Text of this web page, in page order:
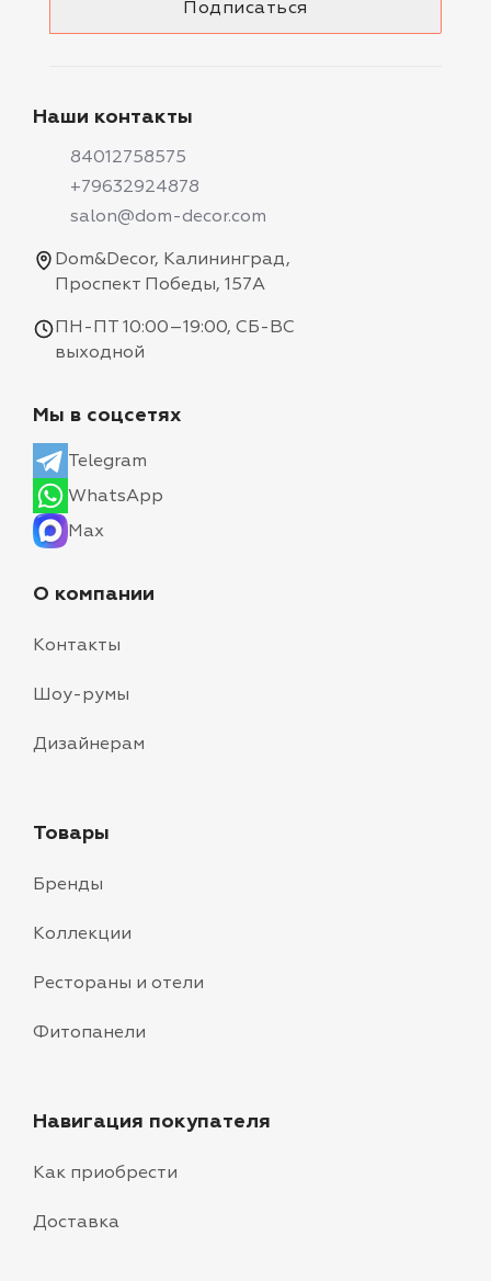
Наши контакты
84012758575
+79632924878
salon@dom-decor.com
Dom&Decor, Калининград,
Проспект Победы, 157А
ПН-ПТ 10:00–19:00, СБ-ВС
выходной
Мы в соцсетях
Telegram
WhatsApp
Max
О компании
Контакты
Шоу-румы
Дизайнерам
Товары
Бренды
Коллекции
Рестораны и отели
Фитопанели
Навигация покупателя
Как приобрести
Доставка